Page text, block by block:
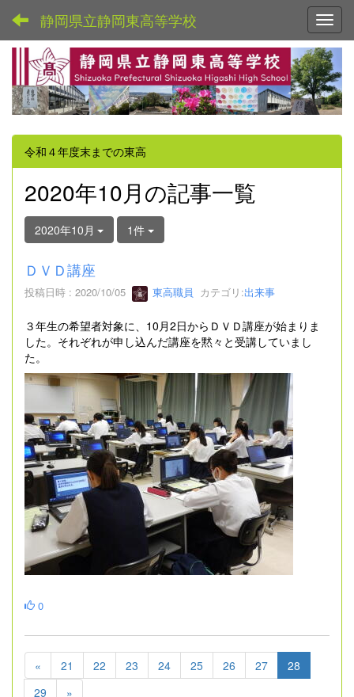
静岡県立静岡東高等学校
令和４年度末までの東高
2020年10月の記事一覧
2020年10月 1件
ＤＶＤ講座
投稿日時 : 2020/10/05 東高職員 カテゴリ:出来事
３年生の希望者対象に、10月2日からＤＶＤ講座が始まりま
した。それぞれが申し込んだ講座を黙々と受講していまし
た。
0
« 21 22 23 24 25 26 27
28
29
»